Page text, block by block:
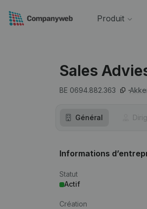
Produit
Sales
BE 0694.882.363
Général
Informations
Statut
Actif
Création